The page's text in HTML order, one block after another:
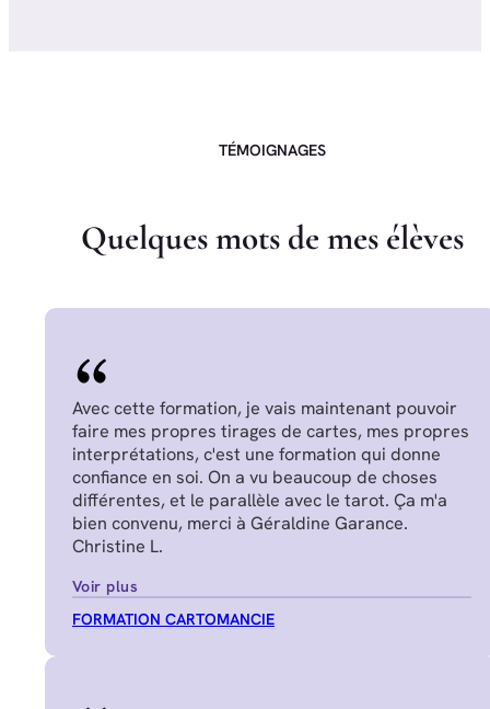
TÉMOIGNAGES
Quelquesmots de mes élèves
Avec cette formation, je vais maintenant pouvoir
faire mes propres tirages de cartes, mes propres
interprétations, c'est une formation qui donne
confiance en soi. On a vu beaucoup de choses
différentes, et le parallèle avec le tarot. Ça m'a
bien convenu, merci à Géraldine Garance.
Christine L.
Voir plus
FORMATION CARTOMANCIE